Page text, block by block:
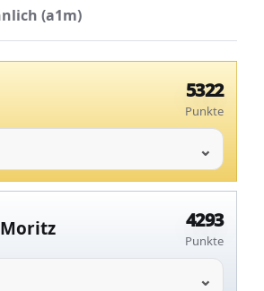
(a1m)
5322
Punkte
Moritz 4293
Punkte